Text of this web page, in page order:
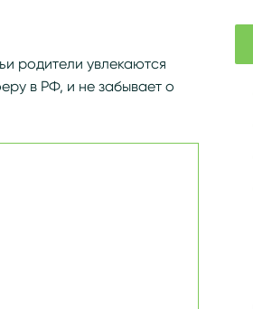
родители увлекаются
в РФ, и не забывает о